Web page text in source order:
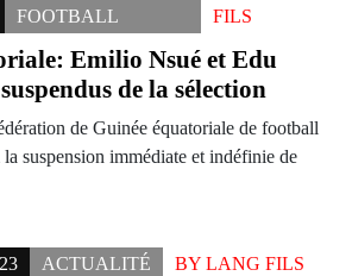
FOOTBALL
FILS
Emilio Nsué et Edu
de la sélection
de Guinée équatoriale de football
suspension immédiate et indéfinie de
ACTUALITÉ BY LANG FILS